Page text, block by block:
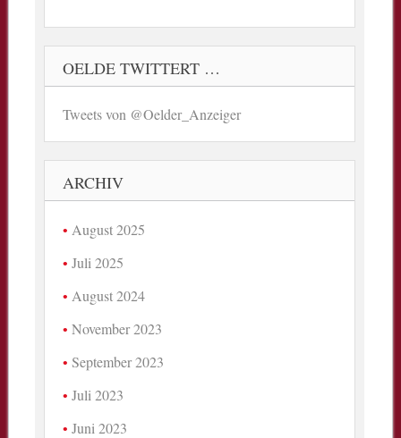
OELDE TWITTERT …
Tweets von @Oelder_Anzeiger
ARCHIV
August 2025
Juli 2025
August 2024
November 2023
September 2023
Juli 2023
Juni 2023